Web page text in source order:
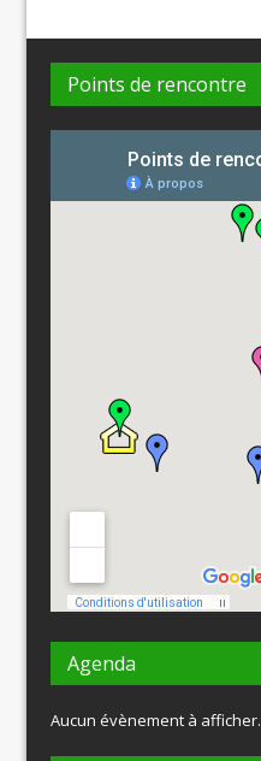
Points de rencontre
Agenda
Aucun évènement à afficher.